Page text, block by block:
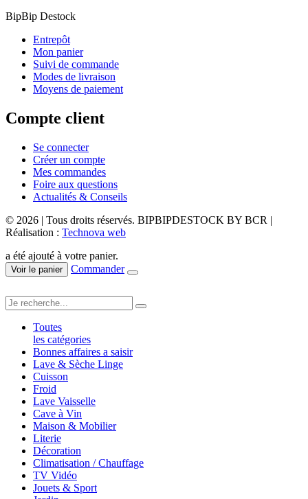
BipBip Destock
Entrepôt
Mon panier
Suivi de commande
Modes de livraison
Moyens de paiement
Compte client
Se connecter
Créer un compte
Mes commandes
Foire aux questions
Actualités & Conseils
© 2026 | Tous droits réservés. BIPBIPDESTOCK BY BCR |
Réalisation : Technova web
a été ajouté à votre panier.
Voir le panier Commander
Toutes
les catégories
Bonnes affaires a saisir
Lave & Sèche Linge
Cuisson
Froid
Lave Vaisselle
Cave à Vin
Maison & Mobilier
Literie
Décoration
Climatisation / Chauffage
TV Vidéo
Jouets & Sport